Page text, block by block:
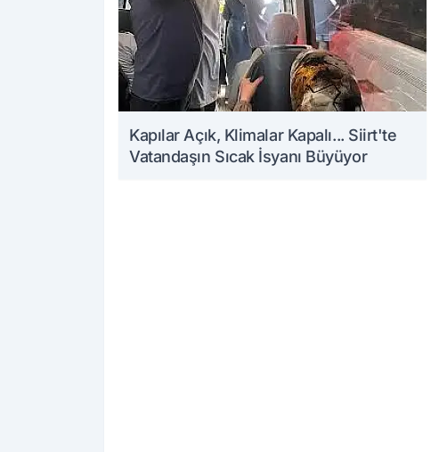
Kapılar Açık, Klimalar Kapalı... Siirt'te
Vatandaşın Sıcak İsyanı Büyüyor